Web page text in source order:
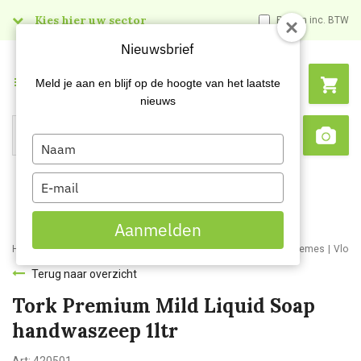
Kies hier uw sector Prijzen inc. BTW
Search
Menu
Home Webshop Schoonmaakartikelen Handzepen en huidcremes
Terug naar overzicht
Tork Premium Mild Liquid Soap
handwaszeep 1ltr
Nieuwsbrief
Meld je aan en blijf op de hoogte van het laatste
nieuws
Type
your
name
Type
your
email
Aanmelden